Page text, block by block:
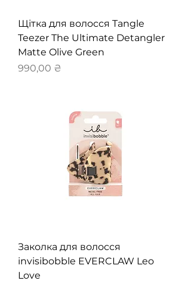
Щітка для волосся Tangle
Teezer The Ultimate Detangler
Matte Olive Green
Ціна
990,00 ₴
Заколка для волосся
invisibobble EVERCLAW Leo
Love